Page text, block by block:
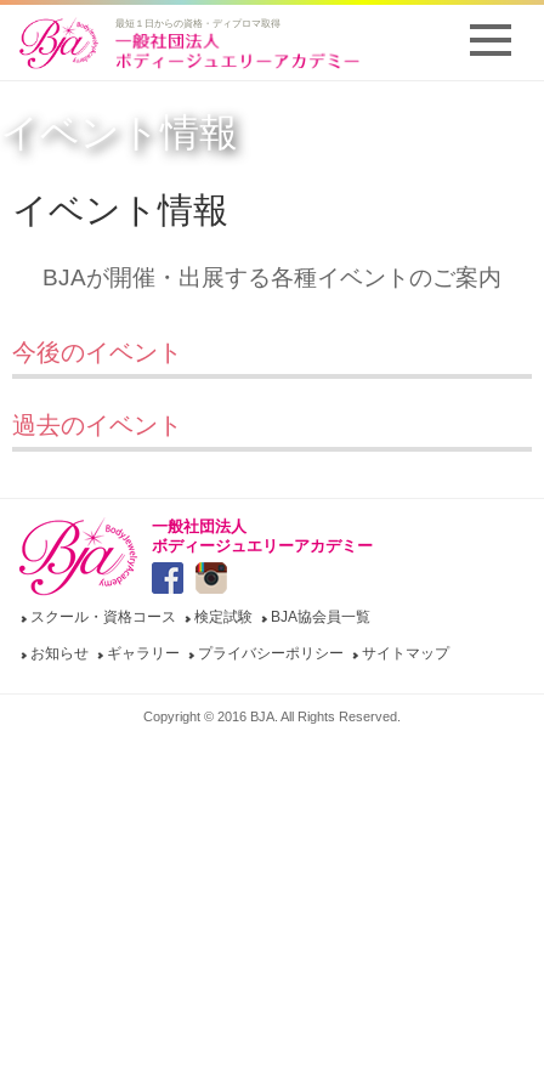
最短１日からの資格・ディプロマ取得
イベント情報
イベント情報
BJAが開催・出展する各種イベントのご案内
今後のイベント
過去のイベント
一般社団法人
ボディージュエリーアカデミー
スクール・資格コース 検定試験 BJA協会員一覧
お知らせ ギャラリー プライバシーポリシー サイトマップ
Copyright © 2016 BJA. All Rights Reserved.